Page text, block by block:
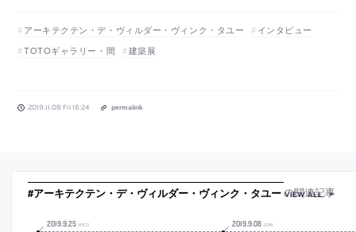
アーキテクテン・デ・ヴィルダー・ヴィンク・タユー
インタビュー
TOTOギャラリー・間
建築展
2019.11.08 Fri 16:24 permalink
#アーキテクテン・デ・ヴィルダー・ヴィンク・タユーの関連記事
2019.9.25 WED 2019.9.08 SUN
VIEW ALL